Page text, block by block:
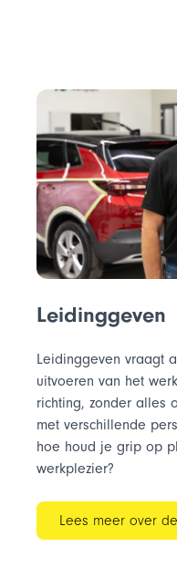
Leidinggeven
Leidinggeven vraagt
uitvoeren van het
richting, zonder alles
met verschillende
hoe houd je grip op
werkplezier?
Lees meer over